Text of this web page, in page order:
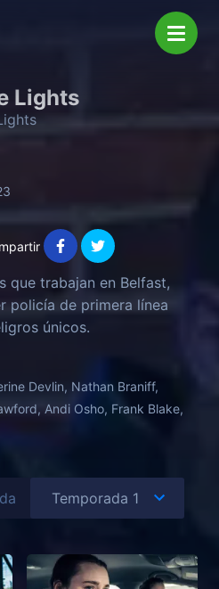
Lights
que trabajan en Belfast,
policía de primera línea
únicos.
Devlin, Nathan Braniff,
Andi Osho, Frank Blake,